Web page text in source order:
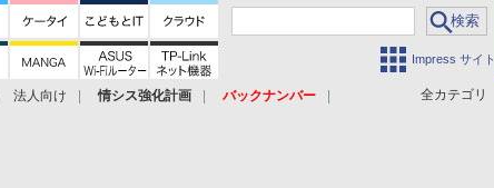
Impress サイト
全カテゴリ
法人向け 情シス強化計画
バックナンバー